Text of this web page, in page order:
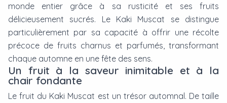
monde entier grâce à sa rusticité et ses fruits
délicieusement sucrés. Le Kaki Muscat se distingue
particulièrement par sa capacité à offrir une récolte
précoce de fruits charnus et parfumés, transformant
chaque automne en une fête des sens.
Un fruit à la saveur inimitable et à la
chair fondante
Le fruit du Kaki Muscat est un trésor automnal. De taille